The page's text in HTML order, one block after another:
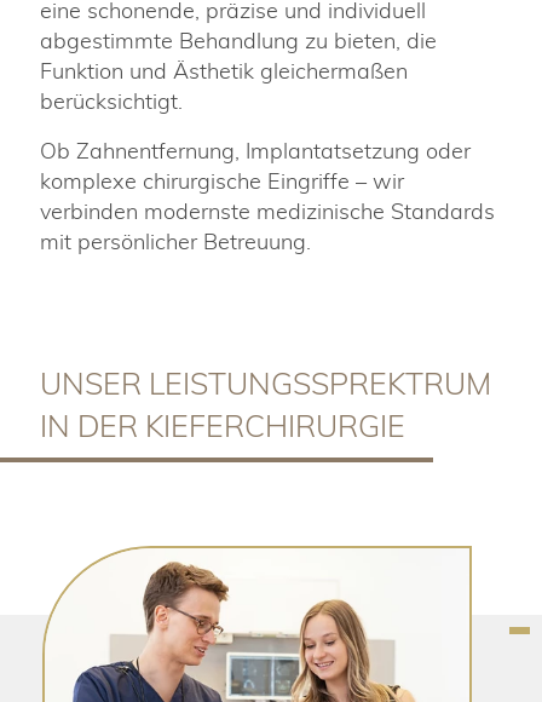
eine schonende, präzise und individuell
abgestimmte Behandlung zu bieten, die
Funktion und Ästhetik gleichermaßen
berücksichtigt.
Ob Zahnentfernung, Implantatsetzung oder
komplexe chirurgische Eingriffe – wir
verbinden modernste medizinische Standards
mit persönlicher Betreuung.
UNSER LEISTUNGSSPREKTRUM
IN DER KIEFERCHIRURGIE